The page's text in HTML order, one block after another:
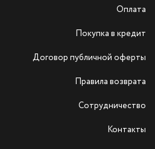
Оплата
Покупка в кредит
Договор публичной оферты
Правила возврата
Сотрудничество
Контакты